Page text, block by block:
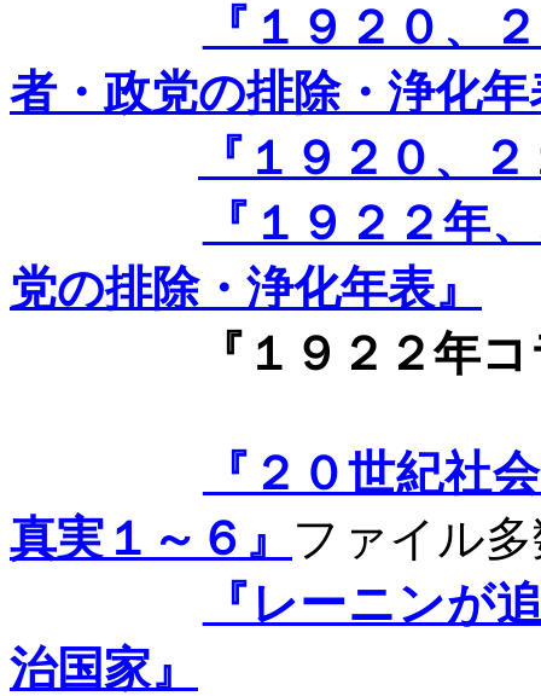
『１９２０、
者・政党の排除・浄化年
『１９２０、
『１９２２年
党の排除・浄化年表』
『１９２２年コ
『２０世紀社
真実１～６』 ファイル
『レーニンが
治国家』